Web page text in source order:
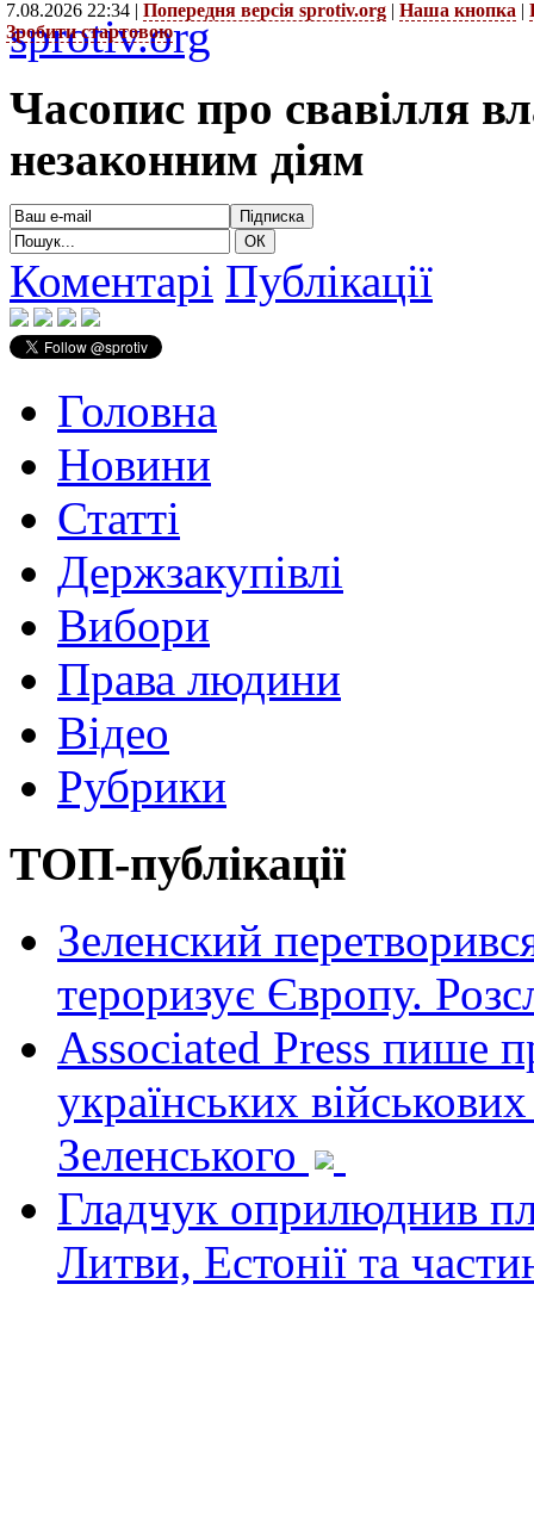
7.08.2026 22:34 | Попередня версія sprotiv.org | Наша кнопка |
Зробити стартовою
sprotiv.org
Часопис про свавілля
незаконним діям
Коментарі Публікації
Головна
Новини
Статті
Держзакупівлі
Вибори
Права людини
Відео
Рубрики
ТОП-публікації
Зеленский
тероризує Європу.
Associated Press пише
українських
Зеленського
Гладчук оприлюднив
Литви, Естонії та